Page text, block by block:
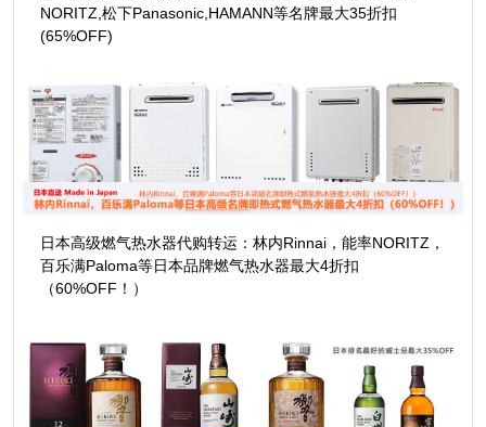
NORITZ,松下Panasonic,HAMANN等名牌最大35折扣
(65%OFF)
日本高级燃气热水器代购转运：林内Rinnai，能率NORITZ，
百乐满Paloma等日本品牌燃气热水器最大4折扣
（60%OFF！）